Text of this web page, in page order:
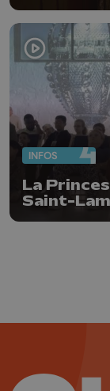
INFOS
La
Saint-